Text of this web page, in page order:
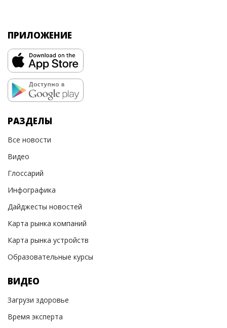
ПРИЛОЖЕНИЕ
РАЗДЕЛЫ
Все новости
Видео
Глоссарий
Инфографика
Дайджесты новостей
Карта рынка компаний
Карта рынка устройств
Образовательные курсы
ВИДЕО
Загрузи здоровье
Время эксперта